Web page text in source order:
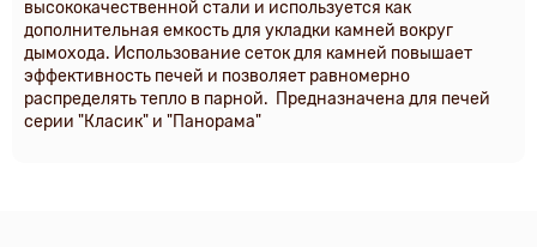
высококачественной стали и используется как
дополнительная емкость для укладки камней вокруг
дымохода. Использование сеток для камней повышает
эффективность печей и позволяет равномерно
распределять тепло в парной. Предназначена для печей
серии "Класик" и "Панорама"